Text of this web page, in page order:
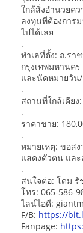
ใกล้สิ่งอำนวยค
ลงทุนที่ต้องการ
ไปได้เลย
.
ทำเลที่ตั้ง: ถ.รา
กรุงเทพมหานค
และนัดหมายวัน
.
สถานที่ใกล้เคีย
.
ราคาขาย:
.
หมายเหตุ: ขอส
แสดงตัวตน และ
.
สนใจต่อ: โดม รั
โทร: 065-586-
ไลน์ไอดี:
F/B: https://
Fanpage: